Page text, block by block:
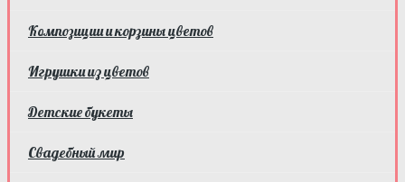
Композиции и корзины цветов
Игрушки из цветов
Детские букеты
Свадебный мир